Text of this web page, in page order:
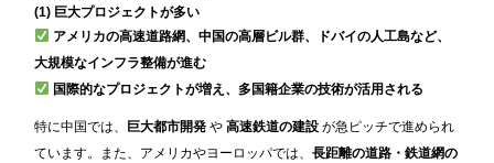
(1) 巨大プロジェクトが多い
アメリカの高速道路網、中国の高層ビル群、ドバイの人工島など、
大規模なインフラ整備が進む
国際的なプロジェクトが増え、多国籍企業の技術が活用される
特に中国では、 巨大都市開発 や高速鉄道の建設 が急ピッチで進められ
ています。また、アメリカやヨーロッパでは、長距離の道路・鉄道網の